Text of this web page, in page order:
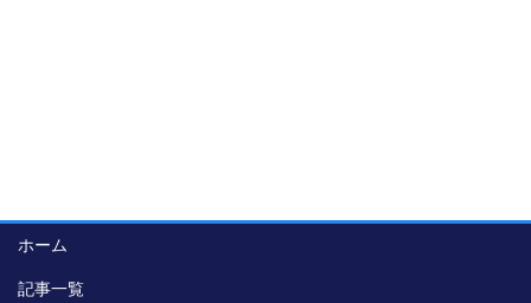
ホーム
記事一覧